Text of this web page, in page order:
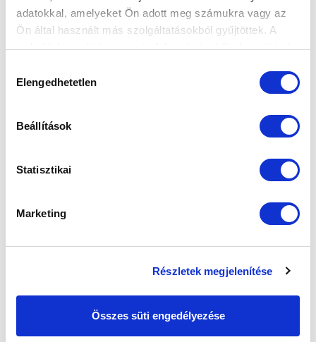
adatokkal, amelyeket Ön adott meg számukra vagy az
Ön által használt más szolgáltatásokból gyűjtöttek. A
weboldalon való böngészés folytatásával Ön hozzájárul a
kiválasztása
Elengedhetetlen
Beállítások
Statisztikai
Marketing
Részletek megjelenítése
Összes süti engedélyezése
(a megszerzett pontoknál a ma használatos módon
számoltunk)
Kupadöntő:
CÍMKÉK: Ellenfelek
KAPCSOLÓDÓ CIKKEK